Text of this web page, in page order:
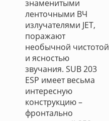
знаменитыми
ленточными ВЧ
излучателями JET,
поражают
необычной чистотой
и ясностью
звучания. SUB 203
ESP имеет весьма
интересную
конструкцию –
фронтально